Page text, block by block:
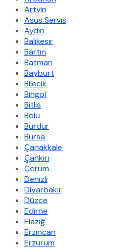
Artvin
Asus Servis
Aydın
Balıkesir
Bartın
Batman
Bayburt
Bilecik
Bingöl
Bitlis
Bolu
Burdur
Bursa
Çanakkale
Çankırı
Çorum
Denizli
Diyarbakır
Düzce
Edirne
Elazığ
Erzincan
Erzurum